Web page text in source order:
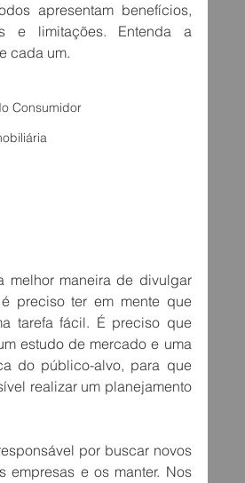
Consumidor
apresentam benefícios,
e limitações. Entenda a
cada um.
melhor maneira de divulgar
preciso ter em mente que
tarefa fácil. É preciso que
estudo de mercado e uma
do público-alvo, para que
realizar um planejamento
por buscar novos
empresas e os manter. Nos